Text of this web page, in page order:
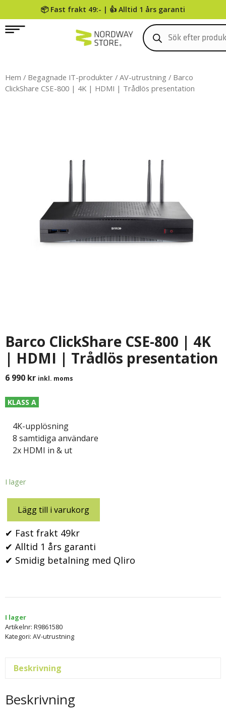
📦 Fast frakt 49:- | 👍 Alltid 1 års garanti
0
Hem / Begagnade IT-produkter / AV-utrustning / Barco
ClickShare CSE-800 | 4K | HDMI | Trådlös presentation
Barco ClickShare CSE-800 | 4K
| HDMI | Trådlös presentation
6 990 kr inkl. moms
KLASS A
4K-upplösning
8 samtidiga användare
2x HDMI in & ut
I lager
Lägg till i varukorg
✔ Fast frakt 49kr
✔ Alltid 1 års garanti
✔ Smidig betalning med Qliro
I lager
Artikelnr: R9861580
Kategori: AV-utrustning
Beskrivning
Beskrivning